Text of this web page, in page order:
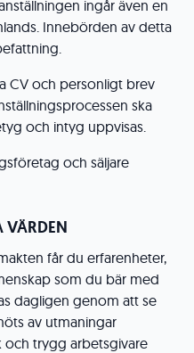
ingår även en
Innebörden av detta
CV och personligt brev
ska
och intyg uppvisas.
och säljare
VÄRDEN
får du erfarenheter,
som du bär med
dagligen genom att se
av utmaningar
och trygg arbetsgivare